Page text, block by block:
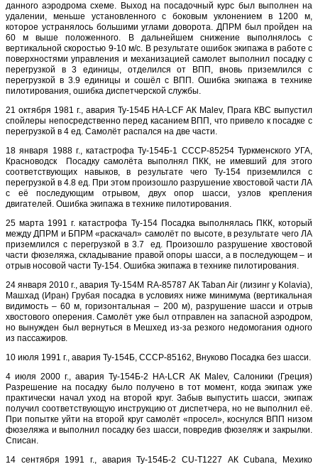
данного аэродрома схеме. Выход на посадочный курс был выполнен на
удалении, меньше установленного с боковым уклонением в 1200 м,
которое устранялось большими углами доворота. ДПРМ был пройден на
60 м выше положенного. В дальнейшем снижение выполнялось с
вертикальной скоростью 9-10 м/с. В результате ошибок экипажа в работе с
поверхностями управления и механизацией самолет выполнил посадку с
перегрузкой в 3 единицы, отделился от ВПП, вновь приземлился с
перегрузкой в 3.9 единицы и сошёл с ВПП. Ошибка экипажа в технике
пилотирования, ошибка диспетчерской службы.
21 октября 1981 г., авария Ту-154Б HA-LCF АК Malev, Прага КВС выпустил
спойлеры непосредственно перед касанием ВПП, что привело к посадке с
перегрузкой в 4 ед. Самолёт распался на две части.
18 января 1988 г., катастрофа Ту-154Б-1 СССР-85254 Туркменского УГА,
Красноводск Посадку самолёта выполнял ПКК, не имевший для этого
соответствующих навыков, в результате чего Ту-154 приземлился с
перегрузкой в 4.8 ед. При этом произошло разрушение хвостовой части ЛА
с её последующим отрывом, двух опор шасси, узлов крепления
двигателей. Ошибка экипажа в технике пилотирования.
25 марта 1991 г. катастрофа Ту-154 Посадка выполнялась ПКК, который
между ДПРМ и БПРМ «раскачал» самолёт по высоте, в результате чего ЛА
приземлился с перегрузкой в 3.7 ед. Произошло разрушение хвостовой
части фюзеляжа, складывание правой опоры шасси, а в последующем – и
отрыв носовой части Ту-154. Ошибка экипажа в технике пилотирования.
24 января 2010 г., авария Ту-154М RA-85787 АК Taban Air (лизинг у Kolavia),
Машхад (Иран) Грубая посадка в условиях ниже минимума (вертикальная
видимость – 60 м, горизонтальная – 200 м), разрушение шасси и отрыв
хвостового оперения. Самолёт уже был отправлен на запасной аэродром,
но вынужден был вернуться в Мешхед из-за резкого недомогания одного
из пассажиров.
10 июля 1991 г., авария Ту-154Б, СССР-85162, Внуково Посадка без шасси.
4 июля 2000 г., авария Ту-154Б-2 HA-LCR АК Malev, Салоники (Греция)
Разрешение на посадку было получено в тот момент, когда экипаж уже
практически начал уход на второй круг. Забыв выпустить шасси, экипаж
получил соответствующую инструкцию от диспетчера, но не выполнил её.
При попытке уйти на второй круг самолёт «просел», коснулся ВПП низом
фюзеляжа и выполнил посадку без шасси, повредив фюзеляж и закрылки.
Списан.
14 сентября 1991 г., авария Ту-154Б-2 CU-T1227 АК Cubana, Мехико